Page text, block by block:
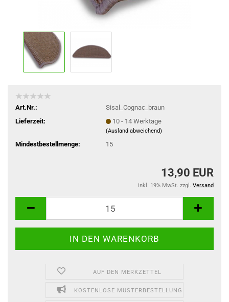
Art.Nr.:
Sisal_Cognac_braun
Lieferzeit:
10 - 14 Werktage
(Ausland abweichend)
Mindestbestellmenge: 15
13,90 EUR
inkl. 19% MwSt. zzgl. Versand
AUF DEN MERKZETTEL
KOSTENLOSE MUSTERBESTELLUNG